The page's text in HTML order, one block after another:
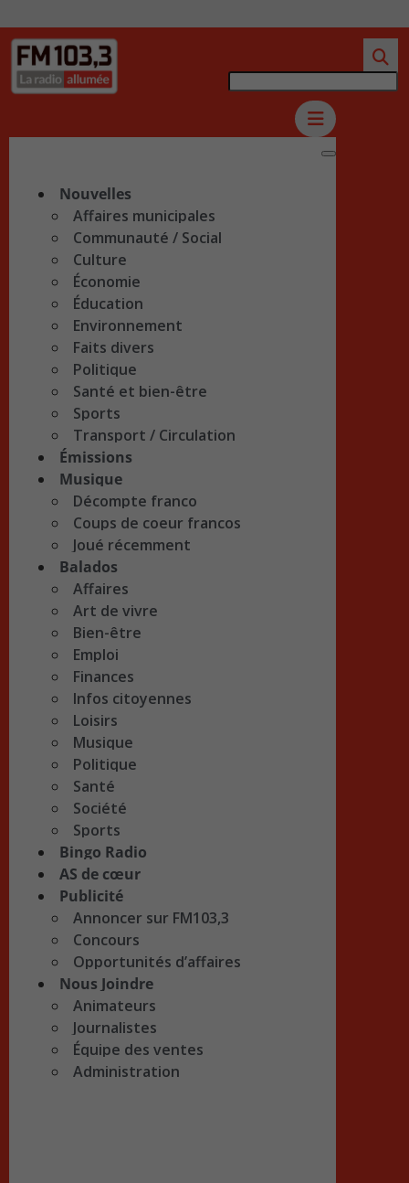
Nouvelles
Affaires municipales
Communauté / Social
Culture
Économie
Éducation
Environnement
Faits divers
Politique
Santé et bien-être
Sports
Transport / Circulation
Émissions
Musique
Décompte franco
Coups de coeur francos
Joué récemment
Balados
Affaires
Art de vivre
Bien-être
Emploi
Finances
Infos citoyennes
Loisirs
Musique
Politique
Santé
Société
Sports
Bingo Radio
AS de cœur
Publicité
Annoncer sur FM103,3
Concours
Opportunités d’affaires
Nous Joindre
Animateurs
Journalistes
Équipe des ventes
Administration